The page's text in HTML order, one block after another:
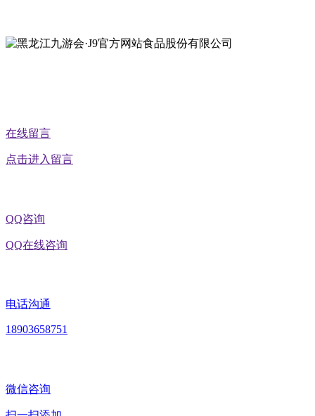
在线留言
点击进入留言
QQ咨询
QQ在线咨询
电话沟通
18903658751
微信咨询